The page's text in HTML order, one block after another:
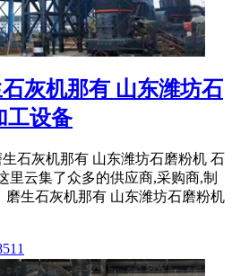
石灰机那有 山东潍坊石
工设备
石灰机那有 山东潍坊石磨粉机 石
里云集了众多的供应商,采购商,制
磨生石灰机那有 山东潍坊石磨粉机